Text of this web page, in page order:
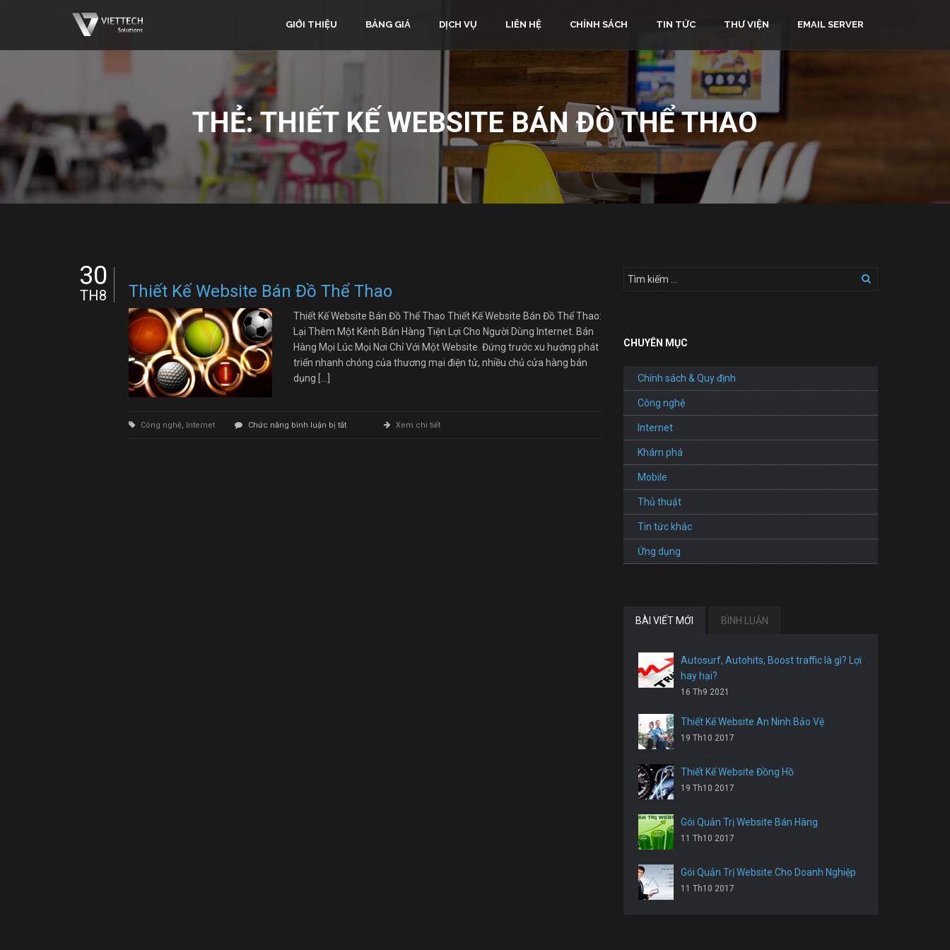
GIỚI THIỆU BẢNG GIÁ DỊCH VỤ LIÊN HỆ CHÍNH SÁCH TIN TỨC THƯ VIỆN EMAIL SERVER
THẺ:THIẾT KẾ WEBSITE BÁN ĐỒ THỂ THAO
Thiết Kế Website Bán Đồ Thể Thao
30
TH8
Thiết Kế Website Bán Đồ Thể Thao Thiết Kế Website Bán Đồ Thể Thao:
Lại Thêm Một Kênh Bán Hàng Tiện Lợi Cho Người Dùng Internet. Bán
Hàng Mọi Lúc Mọi Nơi Chỉ Với Một Website. Đứng trước xu hướng phát
triển nhanh chóng của thương mại điện tử, nhiều chủ cửa hàng bán
dụng […]
Công nghệ, Internet Chức năng bình luận bị tắtở
Xem chi tiết
CHUYÊN MỤC
Chính sách & Quy định
Công nghệ
Internet
Khám phá
Mobile
Thủ thuật
Tin tức khác
Ứng dụng
BÀI VIẾT MỚI BÌNH LUẬN
Autosurf, Autohits, Boost traffic là gì? Lợi
hay hại?
16 Th9 2021
Thiết Kế Website An Ninh Bảo Vệ
19 Th10 2017
Thiết Kế Website Đồng Hồ
19 Th10 2017
Gói Quản Trị Website Bán Hàng
11 Th10 2017
Gói Quản Trị Website Cho Doanh Nghiệp
11 Th10 2017